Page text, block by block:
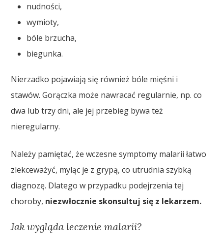
nudności,
wymioty,
bóle brzucha,
biegunka.
Nierzadko pojawiają się również bóle mięśni i
stawów. Gorączka może nawracać regularnie, np. co
dwa lub trzy dni, ale jej przebieg bywa też
nieregularny.
Należy pamiętać, że wczesne symptomy malarii łatwo
zlekceważyć, myląc je z grypą, co utrudnia szybką
diagnozę. Dlatego w przypadku podejrzenia tej
choroby, niezwłocznie skonsultuj się z lekarzem.
Jak wygląda leczenie malarii?